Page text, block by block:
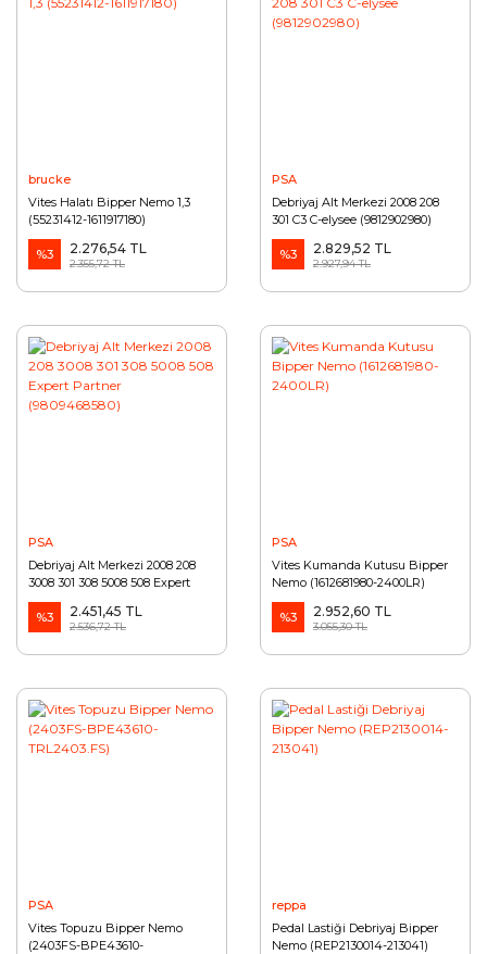
brucke
Vites Halatı Bipper Nemo 1,3
(55231412-1611917180)
%3 2.276,54 TL
2.355,72 TL
PSA
Debriyaj Alt Merkezi 2008 208
301 C3 C-elysee (9812902980)
%3 2.829,52 TL
2.927,94 TL
PSA
Debriyaj Alt Merkezi 2008 208
3008 301 308 5008 508 Expert
Partner (9809468580)
%3
2.451,45 TL
2.536,72 TL
PSA
Vites Kumanda Kutusu Bipper
Nemo (1612681980-2400LR)
%3 2.952,60 TL
3.055,30 TL
PSA
Vites Topuzu Bipper Nemo
(2403FS-BPE43610-
reppa
Pedal Lastiği Debriyaj Bipper
Nemo (REP2130014-213041)